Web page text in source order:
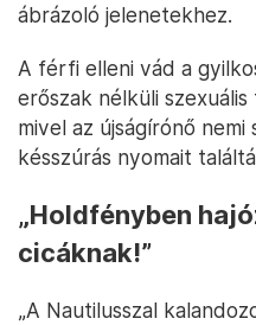
ábrázoló jelenetekhez.
A férfi elleni vád a
erőszak nélküli
mivel az újságírónő
késszúrás nyomait
„Holdfényben
cicáknak!”
„A Nautilusszal